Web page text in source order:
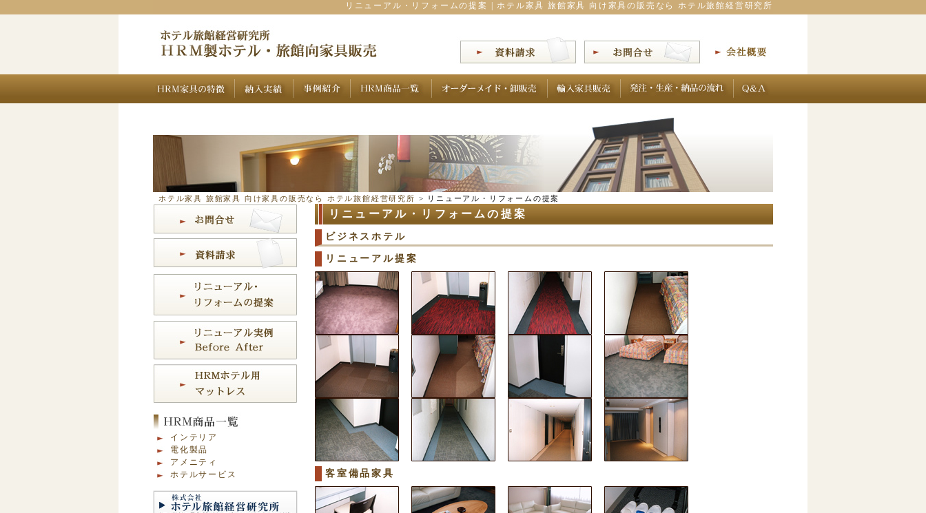
リニューアル・リフォームの提案 | ホテル家具 旅館家具 向け家具の販売なら ホテル旅館経営研究所
ホテル家具 旅館家具 向け家具の販売なら ホテル旅館経営研究所 > リニューアル・リフォームの提案
リニューアル・リフォームの提案
ビジネスホテル
リニューアル提案
客室備品家具
インテリア
電化製品
アメニティ
ホテルサービス